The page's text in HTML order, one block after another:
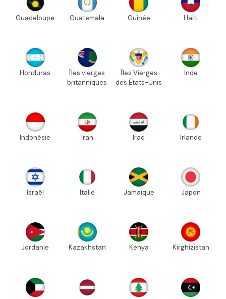
Guadeloupe Guatemala Guinée Haïti
Honduras
Îles vierges
britanniques
Îles Vierges
des États-Unis
Inde
Indonésie Iran Iraq Irlande
Israël Italie Jamaïque Japon
Jordanie Kazakhstan Kenya Kirghizistan